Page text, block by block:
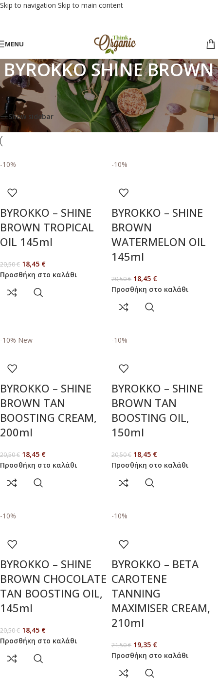
Skip to navigation Skip to main content
MENU
BYROKKO SHINE BROWN
Αρχική σελίδα
BYROKKO SHINE BROWN
Προβάλλονται όλα - 11 αποτελέσματα
Show sidebar
-10%
BYROKKO – SHINE
BROWN TROPICAL
OIL 145ml
20,50€ 18,45 €
Προσθήκη στο καλάθι
-10%
BYROKKO – SHINE
BROWN
WATERMELON OIL
145ml
20,50€ 18,45 €
Προσθήκη στο καλάθι
-10% New
BYROKKO – SHINE
BROWN TAN
BOOSTING CREAM,
200ml
20,50€ 18,45 €
Προσθήκη στο καλάθι
-10%
BYROKKO – SHINE
BROWN TAN
BOOSTING OIL,
150ml
20,50€ 18,45 €
Προσθήκη στο καλάθι
-10%
BYROKKO – SHINE
BROWN CHOCOLATE
TAN BOOSTING OIL,
145ml
20,50€ 18,45 €
Προσθήκη στο καλάθι
-10%
BYROKKO – BETA
CAROTENE
TANNING
MAXIMISER CREAM,
210ml
21,50€ 19,35 €
Προσθήκη στο καλάθι